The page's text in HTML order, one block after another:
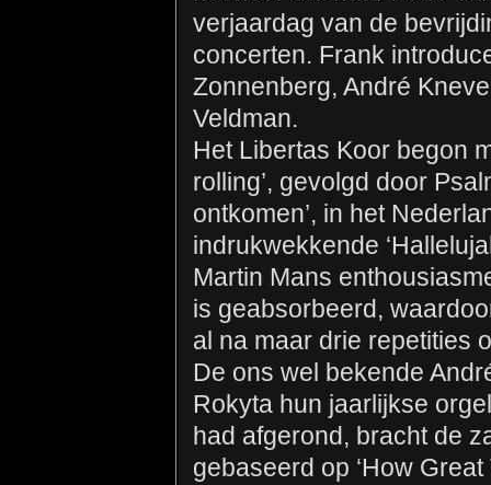
verjaardag van de
concerten. Frank
Zonnenberg, André
Veldman.
Het Libertas Koor begon
rolling’, gevolgd door
ontkomen’, in het
indrukwekkende
Martin Mans
is geabsorbeerd,
al na maar drie repetities
De ons wel bekende
Rokyta hun jaarlijkse
had afgerond, bracht de
gebaseerd op ‘How